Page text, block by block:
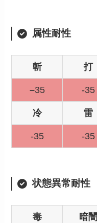
属性耐性
斬 打
–35 -35
冷 雷
-35 -35
状態異常耐性
毒 暗闇